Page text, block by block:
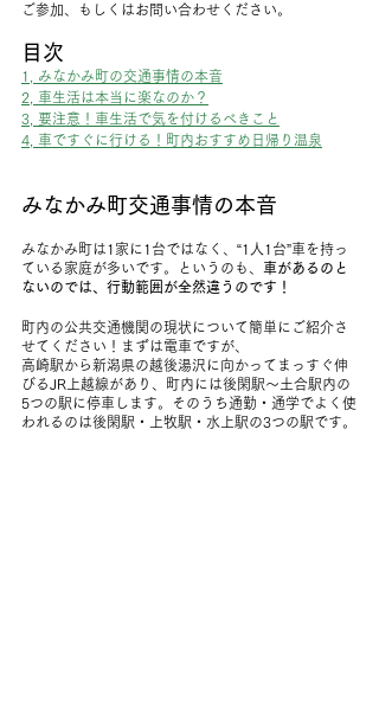
ご参加、もしくはお問い合わせください。
目次
1, みなかみ町の交通事情の本音
2, 車生活は本当に楽なのか？
3, 要注意！車生活で気を付けるべきこと
4, 車ですぐに行ける！町内おすすめ日帰り温泉
みなかみ町交通事情の本音
みなかみ町は1家に1台ではなく、“1人1台”車を持っ
ている家庭が多いです。というのも、 車があるのと
ないのでは、行動範囲が全然違うのです！
町内の公共交通機関の現状について簡単にご紹介さ
せてください！まずは電車ですが、
高崎駅から新潟県の越後湯沢に向かってまっすぐ伸
びるJR上越線があり、町内には後閑駅～土合駅内の
5つの駅に停車します。そのうち通勤・通学でよく使
われるのは後閑駅・上牧駅・水上駅の3つの駅です。